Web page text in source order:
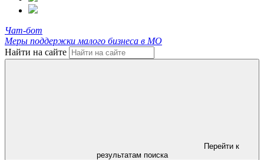
Чат-бот
Меры поддержки малого бизнеса в МО
Найти на сайте
Перейти к
результатам поиска